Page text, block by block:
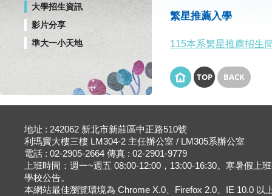
大學招生資訊
影片分享
準大一小天地
繁星推薦入學
115本系繁星推薦招生
TOP BACK
地址 : 242062 新北市新莊區中正路510號
利瑪竇大樓三樓 LM304-2 主任辦公室 / LM305系辦公室
電話 : 02-2905-2664 傳真 : 02-2901-9779
上班時間：週一~週五 08:00-12:00，13:00-16:30。寒暑假上
學校公告。
本網站最佳瀏覽環境為 Chrome X.0、Firefox 2.0、IE 10.0 以